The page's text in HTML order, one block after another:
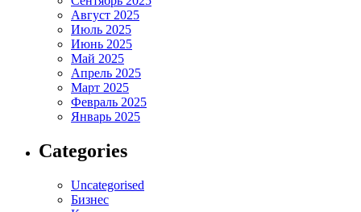
Август 2025
Июль 2025
Июнь 2025
Май 2025
Апрель 2025
Март 2025
Февраль 2025
Январь 2025
Categories
Uncategorised
Бизнес